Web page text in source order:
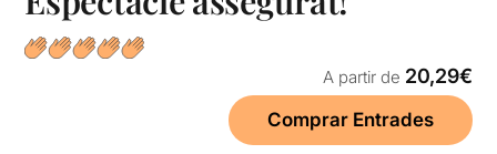
A partir de 20,29€
Comprar Entrades